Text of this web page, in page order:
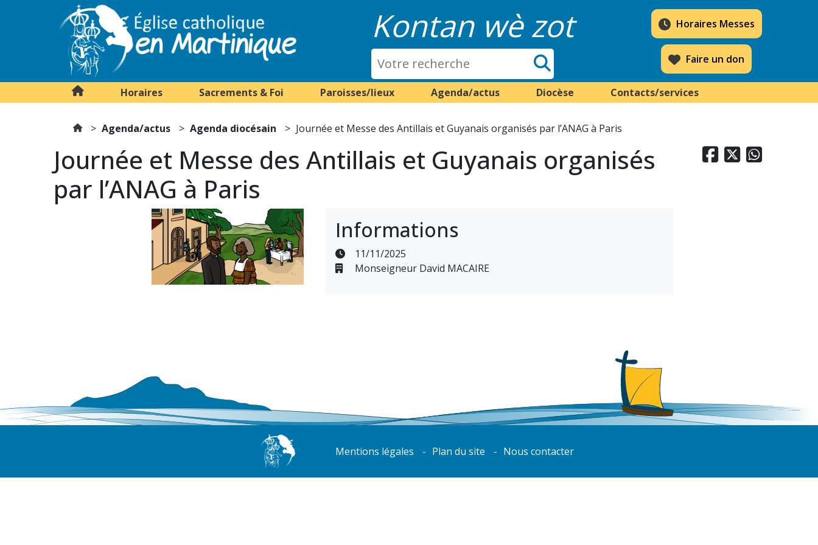
Kontan wè zot Horaires Messes
Faire un don
Horaires Sacrements & Foi Paroisses/lieux Agenda/actus Diocèse Contacts/services
Agenda/actus Agenda diocésain Journée et Messe des Antillais et Guyanais organisés par l’ANAG à Paris
  
Journée et Messe des Antillais et Guyanais organisés
par l’ANAG à Paris
Informations
11/11/2025
Monseigneur David MACAIRE
Mentions légales Plan du site Nous contacter